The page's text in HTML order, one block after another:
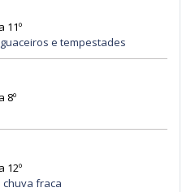
11º
e tempestades
8º
12º
chuva fraca